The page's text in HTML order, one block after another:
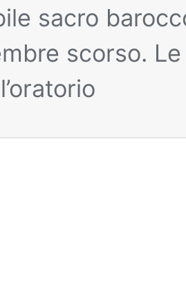
sacro
scorso.